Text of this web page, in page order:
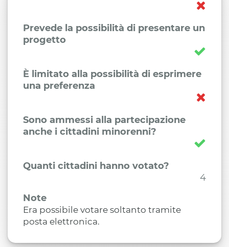
Prevede la possibilità di presentare un
progetto
È limitato alla possibilità di esprimere
una preferenza
Sono ammessi alla partecipazione
anche i cittadini minorenni?
Quanti cittadini hanno votato?
4
Note
Era possibile votare soltanto tramite
posta elettronica.